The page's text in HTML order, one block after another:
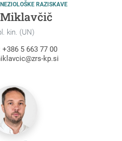
RAZISKAVE
kin. (UN)
+386 5 663 77 00
kp.si